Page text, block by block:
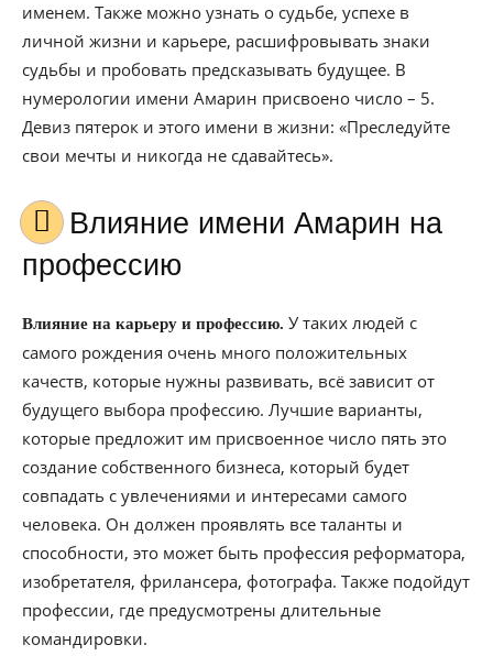
именем. Также можно узнать о судьбе, успехе в
личной жизни и карьере, расшифровывать знаки
судьбы и пробовать предсказывать будущее. В
нумерологии имени Амарин присвоено число – 5.
Девиз пятерок и этого имени в жизни: «Преследуйте
свои мечты и никогда не сдавайтесь».
Влияние имени Амарин на
профессию
Влияние на карьеру и профессию. У таких людей с
самого рождения очень много положительных
качеств, которые нужны развивать, всё зависит от
будущего выбора профессию. Лучшие варианты,
которые предложит им присвоенное число пять это
создание собственного бизнеса, который будет
совпадать с увлечениями и интересами самого
человека. Он должен проявлять все таланты и
способности, это может быть профессия реформатора,
изобретателя, фрилансера, фотографа. Также подойдут
профессии, где предусмотрены длительные
командировки.